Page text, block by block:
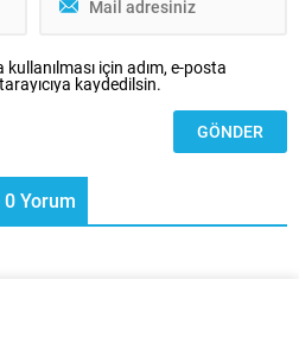
için adım, e-posta
kaydedilsin.
Yorum